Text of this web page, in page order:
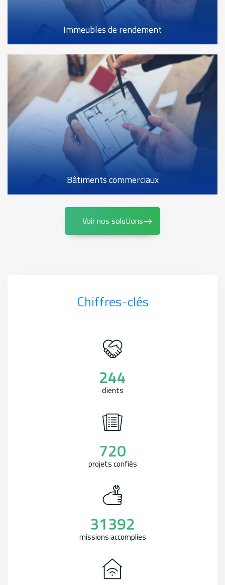
Voir nos solutions
Immeubles de rendement
Bâtiments commerciaux
Chiffres-clés
244
clients
720
projets confiés
31392
missions accomplies